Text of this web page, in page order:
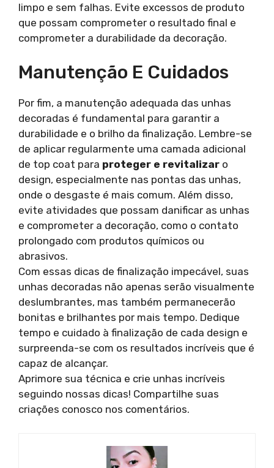
limpo e sem falhas. Evite excessos de produto
que possam comprometer o resultado final e
comprometer a durabilidade da decoração.
Manutenção E Cuidados
Por fim, a manutenção adequada das unhas
decoradas é fundamental para garantir a
durabilidade e o brilho da finalização. Lembre-se
de aplicar regularmente uma camada adicional
de top coat para proteger e revitalizar o
design, especialmente nas pontas das unhas,
onde o desgaste é mais comum. Além disso,
evite atividades que possam danificar as unhas
e comprometer a decoração, como o contato
prolongado com produtos químicos ou
abrasivos.
Com essas dicas de finalização impecável, suas
unhas decoradas não apenas serão visualmente
deslumbrantes, mas também permanecerão
bonitas e brilhantes por mais tempo. Dedique
tempo e cuidado à finalização de cada design e
surpreenda-se com os resultados incríveis que é
capaz de alcançar.
Aprimore sua técnica e crie unhas incríveis
seguindo nossas dicas! Compartilhe suas
criações conosco nos comentários.